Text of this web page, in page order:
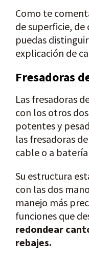
Como te
de superficie, de
puedas
explicación de
Fresadoras
Las fresadoras
con los otros
potentes y
las fresadoras
cable o a
Su estructura
con las dos
manejo más
funciones que
redondear
rebajes.